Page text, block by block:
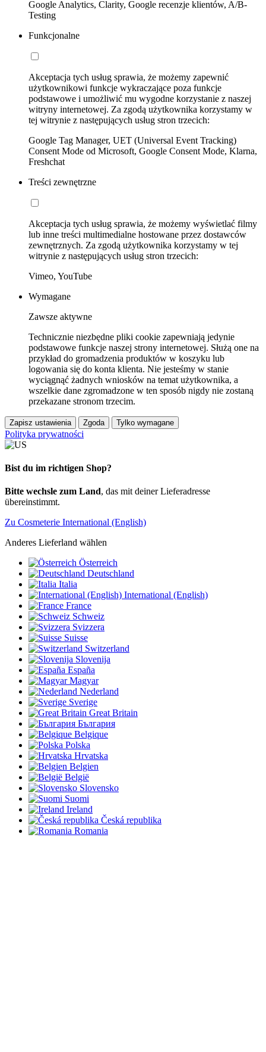
Google Analytics, Clarity, Google recenzje klientów, A/B-
Testing
Funkcjonalne
Akceptacja tych usług sprawia, że możemy zapewnić
użytkownikowi funkcje wykraczające poza funkcje
podstawowe i umożliwić mu wygodne korzystanie z naszej
witryny internetowej. Za zgodą użytkownika korzystamy w
tej witrynie z następujących usług stron trzecich:
Google Tag Manager, UET (Universal Event Tracking)
Consent Mode od Microsoft, Google Consent Mode, Klarna,
Freshchat
Treści zewnętrzne
Akceptacja tych usług sprawia, że możemy wyświetlać filmy
lub inne treści multimedialne hostowane przez dostawców
zewnętrznych. Za zgodą użytkownika korzystamy w tej
witrynie z następujących usług stron trzecich:
Vimeo, YouTube
Wymagane
Zawsze aktywne
Technicznie niezbędne pliki cookie zapewniają jedynie
podstawowe funkcje naszej strony internetowej. Służą one na
przykład do gromadzenia produktów w koszyku lub
logowania się do konta klienta. Nie jesteśmy w stanie
wyciągnąć żadnych wniosków na temat użytkownika, a
wszelkie dane zgromadzone w ten sposób nigdy nie zostaną
przekazane stronom trzecim.
Zapisz ustawienia Zgoda Tylko wymagane
Polityka prywatności
Bist du im richtigen Shop?
Bitte wechsle zum Land, das mit deiner Lieferadresse
übereinstimmt.
Zu Cosmeterie International (English)
Anderes Lieferland wählen
Österreich
Deutschland
Italia
International (English)
France
Schweiz
Svizzera
Suisse
Switzerland
Slovenija
España
Magyar
Nederland
Sverige
Great Britain
България
Belgique
Polska
Hrvatska
Belgien
België
Slovensko
Suomi
Ireland
Česká republika
Romania